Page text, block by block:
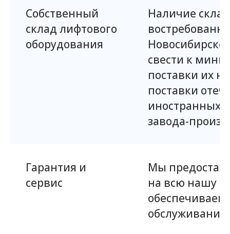
Собственный
склад лифтового
оборудования
Наличие
свести к
поставки их
поставки
иностранных
завода-
Гарантия и
сервис
Мы
на всю нашу
обеспечиваем
обслуживание.